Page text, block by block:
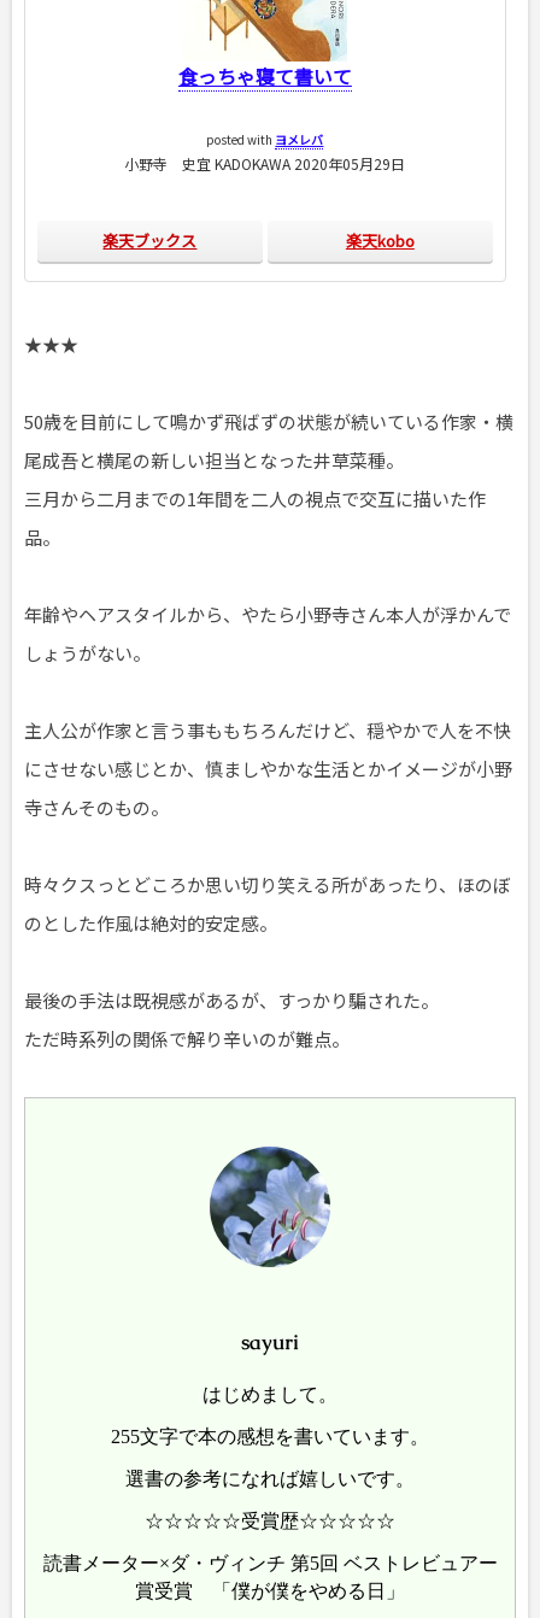
食っちゃ寝て書いて
posted with ヨメレバ
小野寺 史宜 KADOKAWA 2020年05月29日
楽天ブックス 楽天kobo
★★★
50歳を目前にして鳴かず飛ばずの状態が続いている作家・横
尾成吾と横尾の新しい担当となった井草菜種。
三月から二月までの1年間を二人の視点で交互に描いた作
品。
年齢やヘアスタイルから、やたら小野寺さん本人が浮かんで
しょうがない。
主人公が作家と言う事ももちろんだけど、穏やかで人を不快
にさせない感じとか、慎ましやかな生活とかイメージが小野
寺さんそのもの。
時々クスっとどころか思い切り笑える所があったり、ほのぼ
のとした作風は絶対的安定感。
最後の手法は既視感があるが、すっかり騙された。
ただ時系列の関係で解り辛いのが難点。
sayuri
はじめまして。
255文字で本の感想を書いています。
選書の参考になれば嬉しいです。
☆☆☆☆☆受賞歴☆☆☆☆☆
読書メーター×ダ・ヴィンチ 第5回 ベストレビュアー
賞受賞 「僕が僕をやめる日」